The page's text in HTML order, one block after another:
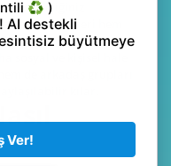
üyeliğiniz
hesap sahipleri hem
kullanabilir.
sosyal ve kişisel hale